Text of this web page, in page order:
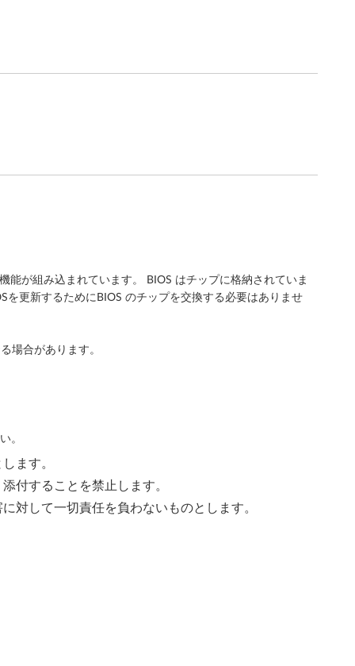
が組み込まれています。 BIOS はチップに格納されていま
更新するためにBIOS のチップを交換する必要はありませ
場合があります。
。
ます。
付することを禁止します。
対して一切責任を負わないものとします。